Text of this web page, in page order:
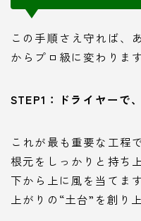
この手順さえ守れば、
からプロ級に変わります
STEP1：ドライヤーで
これが最も重要な工程
根元をしっかりと持ち
下から上に風を当てま
上がりの“土台”を創り